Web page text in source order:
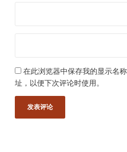
在此浏览器中保存我的显示名
址，以便下次评论时使用。